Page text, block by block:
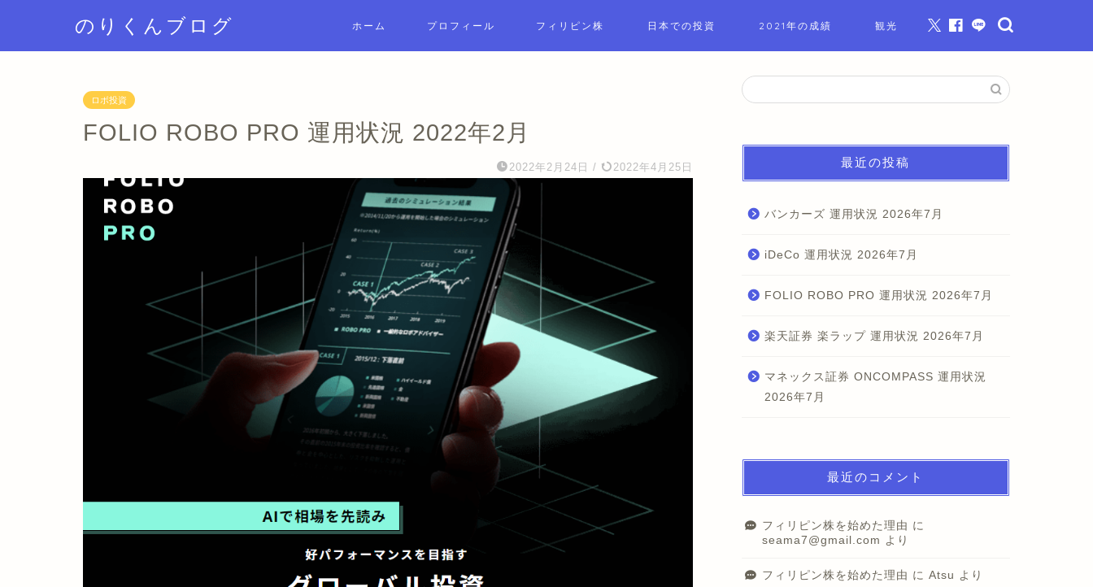
のりくんブログ ホーム プロフィール フィリピン株 日本での投資 2021年の成績 観光
ロボ投資
FOLIO ROBO PRO 運用状況 2022年2月
2022年2月24日 / 2022年4月25日 最近の投稿
バンカーズ 運用状況 2026年7月
iDeCo 運用状況 2026年7月
FOLIO ROBO PRO 運用状況 2026年7月
楽天証券 楽ラップ 運用状況 2026年7月
マネックス証券 ONCOMPASS 運用状況
2026年7月
最近のコメント
フィリピン株を始めた理由 に
seama7@gmail.com より
フィリピン株を始めた理由 に Atsu より